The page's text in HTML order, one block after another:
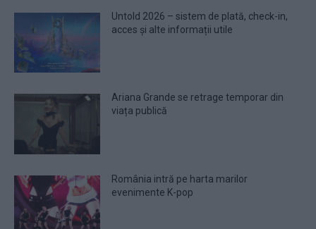
Untold 2026 – sistem de plată, check-in,
acces și alte informații utile
Ariana Grande se retrage temporar din
viața publică
România intră pe harta marilor
evenimente K-pop